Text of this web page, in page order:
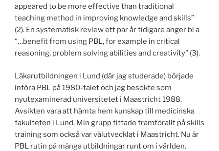
appeared to be more effective than traditional
teaching method in improving knowledge and skills”
(2). En systematisk review ett par år tidigare anger bl a
“…benefit from using PBL, for example in critical
reasoning, problem solving abilities and creativity” (3).
Läkarutbildningen i Lund (där jag studerade) började
införa PBL på 1980-talet och jag besökte som
nyutexaminerad universitetet i Maastricht 1988.
Avsikten vara att hämta hem kunskap till medicinska
fakulteten i Lund. Min grupp tittade framförallt på skills
training som också var välutvecklat i Maastricht. Nu är
PBL rutin på många utbildningar runt om i världen.